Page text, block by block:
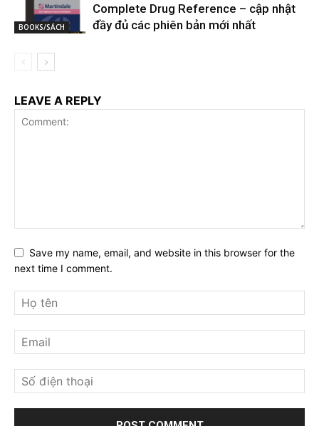
BOOKS/SÁCH
Complete Drug Reference – cập nhật
đầy đủ các phiên bản mới nhất
LEAVE A REPLY
Save my name, email, and website in this browser for the
next time I comment.